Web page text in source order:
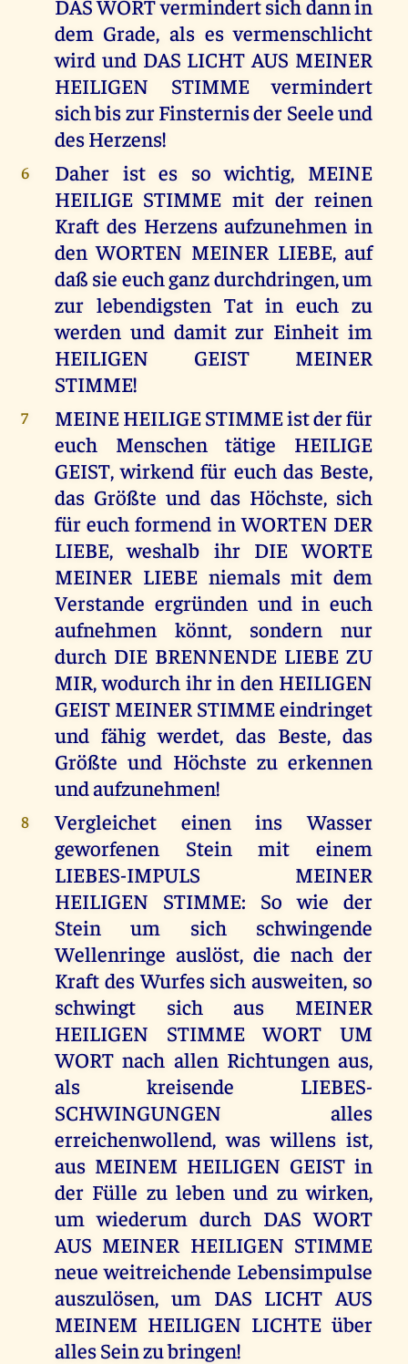
DAS WORT vermindert sich dann in
dem Grade, als es vermenschlicht
wird und DAS LICHT AUS MEINER
HEILIGEN STIMME vermindert
sich bis zur Finsternis der Seele und
des Herzens!
6
Daher ist es so wichtig, MEINE
HEILIGE STIMME mit der reinen
Kraft des Herzens aufzunehmen in
den WORTEN MEINER LIEBE, auf
daß sie euch ganz durchdringen, um
zur lebendigsten Tat in euch zu
werden und damit zur Einheit im
HEILIGEN GEIST MEINER
STIMME!
7
MEINE HEILIGE STIMME ist der für
euch Menschen tätige HEILIGE
GEIST, wirkend für euch das Beste,
das Größte und das Höchste, sich
für euch formend in WORTEN DER
LIEBE, weshalb ihr DIE WORTE
MEINER LIEBE niemals mit dem
Verstande ergründen und in euch
aufnehmen könnt, sondern nur
durch DIE BRENNENDE LIEBE ZU
MIR, wodurch ihr in den HEILIGEN
GEIST MEINER STIMME eindringet
und fähig werdet, das Beste, das
Größte und Höchste zu erkennen
und aufzunehmen!
8
Vergleichet einen ins Wasser
geworfenen Stein mit einem
LIEBES-IMPULS MEINER
HEILIGEN STIMME: So wie der
Stein um sich schwingende
Wellenringe auslöst, die nach der
Kraft des Wurfes sich ausweiten, so
schwingt sich aus MEINER
HEILIGEN STIMME WORT UM
WORT nach allen Richtungen aus,
als kreisende LIEBES-
SCHWINGUNGEN alles
erreichenwollend, was willens ist,
aus MEINEM HEILIGEN GEIST in
der Fülle zu leben und zu wirken,
um wiederum durch DAS WORT
AUS MEINER HEILIGEN STIMME
neue weitreichende Lebensimpulse
auszulösen, um DAS LICHT AUS
MEINEM HEILIGEN LICHTE über
alles Sein zu bringen!